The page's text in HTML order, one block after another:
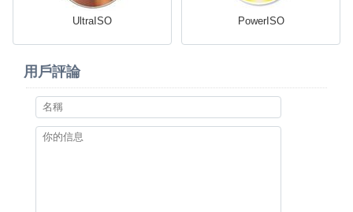
UltraISO PowerISO
用戶評論